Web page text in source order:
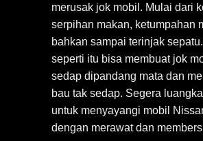
merusak jok mobil. Mulai dari
serpihan makan, ketumpahan
bahkan sampai terinjak
seperti itu bisa membuat jok
sedap dipandang mata dan
bau tak sedap. Segera
untuk menyayangi mobil
dengan merawat dan